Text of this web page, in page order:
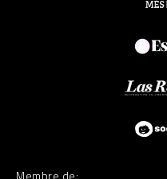
Membre de: